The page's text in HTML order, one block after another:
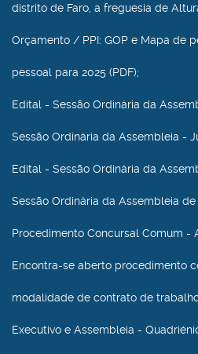
distrito de Faro, a freguesia de
Orçamento / PPI: GOP e Mapa de
pessoal para 2025 (PDF);
Edital - Sessão Ordinária da
Sessão Ordinária da Assembleia -
Edital - Sessão Ordinária da
Sessão Ordinária da Assembleia de
Procedimento Concursal Comum -
Encontra-se aberto procedimento
modalidade de contrato de
Executivo e Assembleia -